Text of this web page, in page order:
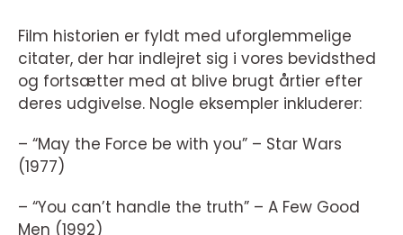
Film historien er fyldt med uforglemmelige
citater, der har indlejret sig i vores bevidsthed
og fortsætter med at blive brugt årtier efter
deres udgivelse. Nogle eksempler inkluderer:
– “May the Force be with you” – Star Wars
(1977)
– “You can’t handle the truth” – A Few Good
Men (1992)